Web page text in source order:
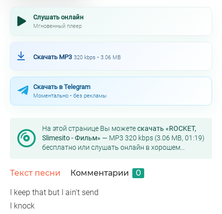
Слушать онлайн
Мгновенный плеер
Скачать MP3 320 kbps • 3.06 MB
Скачать в Telegram
Моментально • без рекламы
На этой странице Вы можетескачать «ROCKET,
Slimesito - Фильм» — MP3 320 kbps (3.06 MB, 01:19)
бесплатно или слушать онлайн в хорошем
Текст песни Комментарии 0
I keep that but I ain't send
I knock